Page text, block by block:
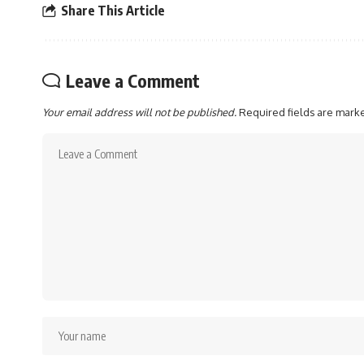
Share This Article
Leave a Comment
Your email address will not be published.Required fields are